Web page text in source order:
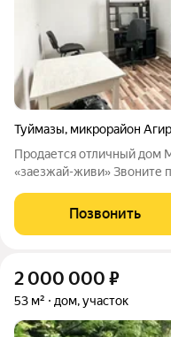
Туймазы, микрорайон
Продается отличный дом
«заезжай-живи» Звоните
Позвонить
2 000 000 ₽
53 м² дом, участок